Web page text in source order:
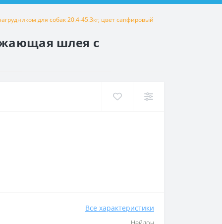
для собак 20.4-45.3кг, цвет сапфировый
шлея с
Все характеристики